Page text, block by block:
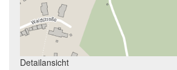
Detailansicht